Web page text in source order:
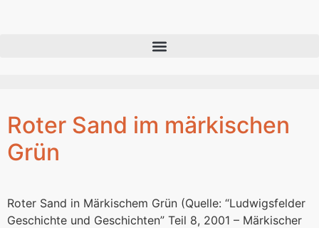
Roter Sand im märkischen
Grün
Roter Sand in Märkischem Grün (Quelle: “Ludwigsfelder
Geschichte und Geschichten” Teil 8, 2001 – Märkischer